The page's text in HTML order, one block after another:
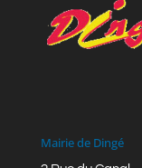
Mairie de Dingé